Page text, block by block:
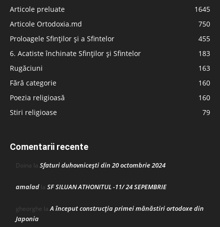
Articole preluate
1645
Articole Ortodoxia.md
750
Proloagele Sfinților și a Sfintelor
455
6. Acatiste închinate Sfinților și Sfintelor
183
Rugăciuni
163
Fără categorie
160
Poezia religioasă
160
Stiri religioase
79
Comentarii recente
Doina la Sfaturi duhovnicești din 20 octombrie 2024
amalad la SF SILUAN ATHONITUL -11/ 24 SEPEMBRIE
gheorghe laA început construcţia primei mănăstiri ortodoxe din
Japonia